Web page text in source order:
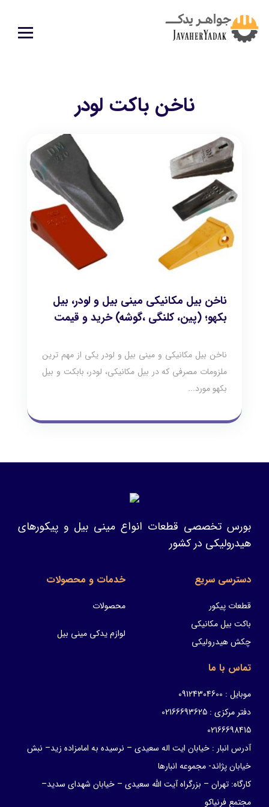
ناخن باکت لودر
ناخن بیل مکانیکی مینی بیل و لودر، بیل
بکهو؛ (پین، کلنگی ،گوشه) خرید و قیمت
ناخن بیل مکانیکی و مینی بیل و لودر یکی از مهم ترین
ملزومات مصرفی که در بیل مکانیکی، لودر، بابکت و بیل
بکهو مورد...
بورس تخصصی قطعات انواع مینی بیل و پیکورهای
هیدرولیکی در کشور
دسترسی سریع
قطعات پیکور
باکت بیل مکانیکی
چکش هیدرولیکی
خدمات و محصولات
محصولات
لوازم یدکی مینی بیل
تماس با ما
موبایل : 09124304600
دفتر مرکزی : 02166693625
02166698415
آدرس انبار : خیابان ایت اله سعیدی – نرسیده به امامزاده زید– نبش
خیابان پژاند- مجموعه انبارها
کارگاه: تهران – بزرگراه آیت الله سعیدی – خیابان شهدای سدید–
مجتمع فرنیاکو